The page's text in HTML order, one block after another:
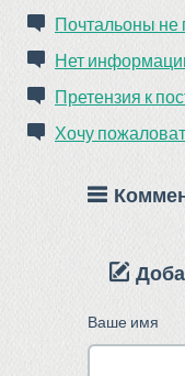
Почтальоны не
Нет
Претензия к
Хочу
Ваше имя